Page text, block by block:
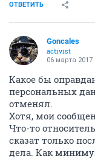
ОТВЕТИТЬ
Goncales
activist
06 марта 2017
Какое бы
персональных
отменял.
Хотя, мои
Что-то
сказат только
дела. Как